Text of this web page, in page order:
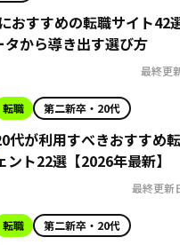
おすすめの転職サイト42
から導き出す選び方
最終更
転職 第二新卒・20代
代が利用すべきおすすめ
ント22選【2026年最新】
最終更新
転職 第二新卒・20代